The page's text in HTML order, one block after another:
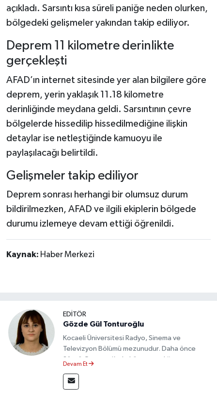
açıkladı. Sarsıntı kısa süreli paniğe neden olurken,
bölgedeki gelişmeler yakından takip ediliyor.
Deprem 11 kilometre derinlikte
gerçekleşti
AFAD’ın internet sitesinde yer alan bilgilere göre
deprem, yerin yaklaşık 11.18 kilometre
derinliğinde meydana geldi. Sarsıntının çevre
bölgelerde hissedilip hissedilmediğine ilişkin
detaylar ise netleştiğinde kamuoyu ile
paylaşılacağı belirtildi.
Gelişmeler takip ediliyor
Deprem sonrası herhangi bir olumsuz durum
bildirilmezken, AFAD ve ilgili ekiplerin bölgede
durumu izlemeye devam ettiği öğrenildi.
Kaynak: Haber Merkezi
EDİTÖR
Gözde Gül Tonturoğlu
Kocaeli Üniversitesi Radyo, Sinema ve
Televizyon Bölümü mezunudur. Daha önce
Sözcü Gazetesi’nde köşe yazarlığı yapmış ve
Devam Et
Merkez Haberleri
Şenpazar Haberleri
Seydiler Haberleri
Taşköprü Haberleri
Tosya Haberleri
Karadeniz Haberleri
Ulusal Haberler
Teknoloji Haberleri
Siyaset Haberleri
Dünya Haberleri